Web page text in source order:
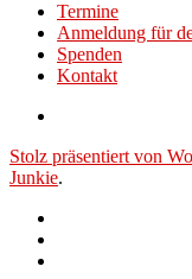
Termine
Anmeldung für
Spenden
Kontakt
Stolz präsentiert von
Junkie.